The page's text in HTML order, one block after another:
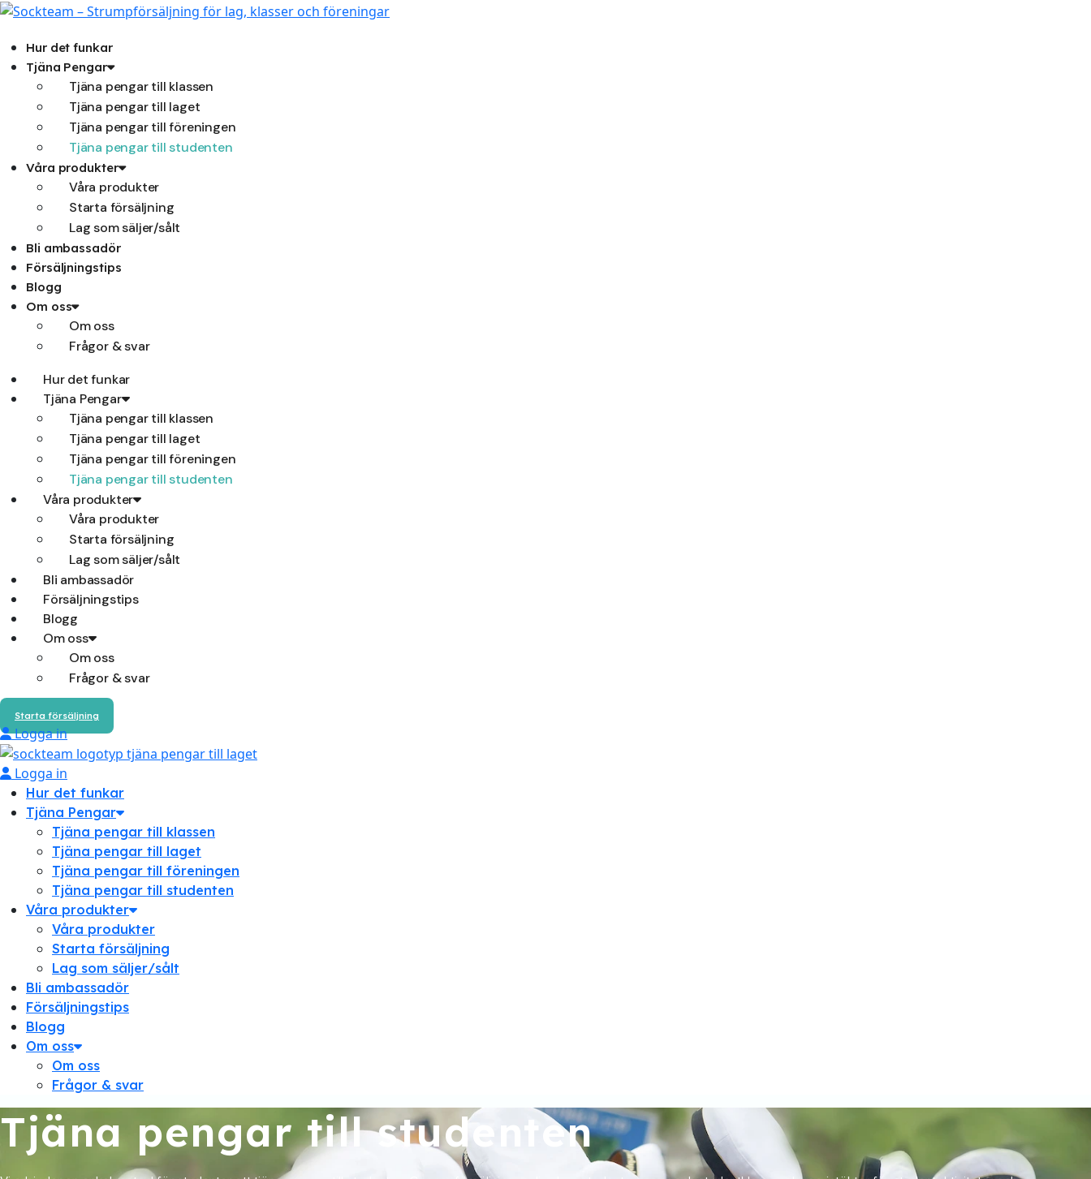
Hoppa
innehållHur det funkar
Tjäna Pengar
Tjäna pengar till klassen
Tjäna pengar till laget
Tjäna pengar till föreningen
Tjäna pengar till studenten
Våra produkter
Våra produkter
Starta försäljning
Lag som säljer/sålt
Bli ambassadör
Försäljningstips
Blogg
Om oss
Om oss
Frågor & svar
Hur det funkar
Tjäna Pengar
Tjäna pengar till klassen
Tjäna pengar till laget
Tjäna pengar till föreningen
Tjäna pengar till studenten
Våra produkter
Våra produkter
Starta försäljning
Lag som säljer/sålt
Bli ambassadör
Försäljningstips
Blogg
Om oss
Om oss
Frågor & svar
Starta försäljning
Logga in
Logga in
Hur det funkar
Tjäna Pengar
Tjäna pengar till klassen
Tjäna pengar till laget
Tjäna pengar till föreningen
Tjäna pengar till studenten
Våra produkter
Våra produkter
Starta försäljning
Lag som säljer/sålt
Bli ambassadör
Försäljningstips
Blogg
Om oss
Om oss
Frågor & svar
Tjäna pengar till studenten